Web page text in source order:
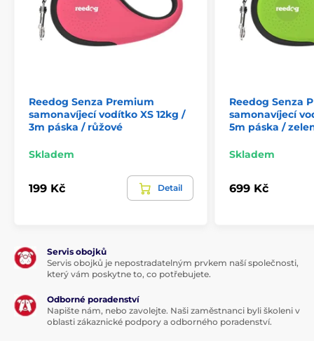
pásky.
Nespornou předností vodítka je design, který vám
dopřeje nejen styl, ale hlavně pohodlí! Funkční řešení
připnutí k obojkupsa.
Design, jaký si snadno zamilujete!
Reedog Senza Premium
samonavíjecí vodítko XS 12kg /
3m páska / růžové
Skladem
199 Kč Detail
Reedog Senza
samonavíjecí
5m páska /
Skladem
699 Kč
Servis obojků
Servis obojků je nepostradatelným prvkem naší společnosti,
který vám poskytne to, co potřebujete.
Odborné poradenství
Napište nám, nebo zavolejte. Naši zaměstnanci byli školeni v
oblasti zákaznické podpory a odborného poradenství.